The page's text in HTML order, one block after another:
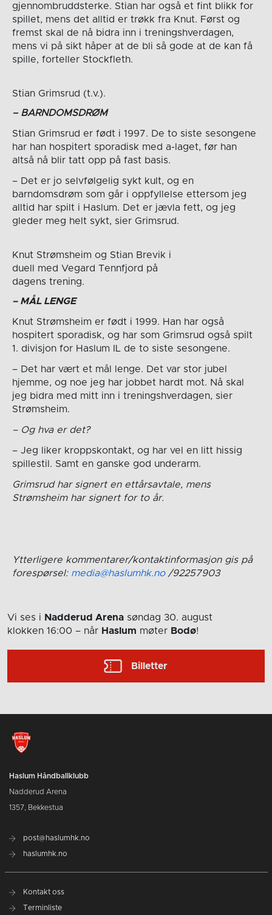
gjennombruddsterke. Stian har også et fint blikk for
spillet, mens det alltid er trøkk fra Knut. Først og
fremst skal de nå bidra inn i treningshverdagen,
mens vi på sikt håper at de bli så gode at de kan få
spille, forteller Stockfleth.
Stian Grimsrud (t.v.).
– BARNDOMSDRØM
Stian Grimsrud er født i 1997. De to siste sesongene
har han hospitert sporadisk med a-laget, før han
altså nå blir tatt opp på fast basis.
– Det er jo selvfølgelig sykt kult, og en
barndomsdrøm som går i oppfyllelse ettersom jeg
alltid har spilt i Haslum. Det er jævla fett, og jeg
gleder meg helt sykt, sier Grimsrud.
Knut Strømsheim og Stian Brevik i
duell med Vegard Tennfjord på
dagens trening.
– MÅL LENGE
Knut Strømsheim er født i 1999. Han har også
hospitert sporadisk, og har som Grimsrud også spilt
1. divisjon for Haslum IL de to siste sesongene.
– Det har vært et mål lenge. Det var stor jubel
hjemme, og noe jeg har jobbet hardt mot. Nå skal
jeg bidra med mitt inn i treningshverdagen, sier
Strømsheim.
– Og hva er det?
– Jeg liker kroppskontakt, og har vel en litt hissig
spillestil. Samt en ganske god underarm.
Grimsrud har signert en ettårsavtale, mens
Strømsheim har signert for to år.
Ytterligere kommentarer/kontaktinformasjon gis på
forespørsel: media@haslumhk.no /92257903
Vi ses i Nadderud Arena søndag 30. august
klokken 16:00 – når Haslum møter Bodø!
Billetter
Haslum Håndballklubb
Nadderud Arena
1357, Bekkestua
post@haslumhk.no
haslumhk.no
Kontakt oss
Terminliste